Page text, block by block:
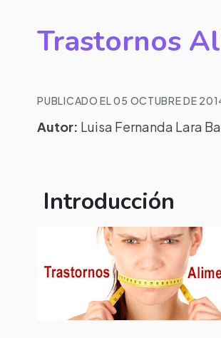
Trastornos
PUBLICADO EL 05 OCTUBRE DE
Autor: Luisa Fernanda Lara
Introducción